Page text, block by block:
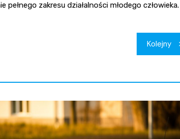
zakresu działalności młodego człowieka.
Kolejny